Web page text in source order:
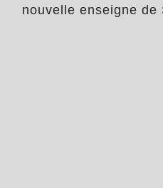
nouvelle enseigne de